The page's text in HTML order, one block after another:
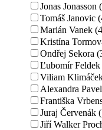
Jonas Jonasson
Tomáš Janovic
Marián Vanek
Kristína
Ondřej Sekora
Ľubomír
Viliam
Alexandra
Františka
Juraj Červenák
Jiří Walker